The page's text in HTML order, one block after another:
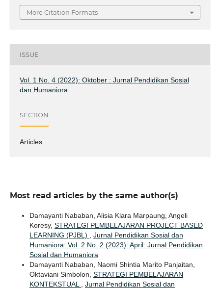
More Citation Formats
ISSUE
Vol. 1 No. 4 (2022): Oktober : Jurnal Pendidikan Sosial
dan Humaniora
SECTION
Articles
Most read articles by the same author(s)
Damayanti Nababan, Alisia Klara Marpaung, Angeli
Koresy, STRATEGI PEMBELAJARAN PROJECT BASED
LEARNING (PJBL)
Jurnal Pendidikan Sosial dan
Humaniora: Vol. 2 No. 2 (2023): April: Jurnal Pendidikan
Sosial dan Humaniora
Damayanti Nababan, Naomi Shintia Marito Panjaitan,
Oktaviani Simbolon, STRATEGI PEMBELAJARAN
KONTEKSTUAL
Jurnal Pendidikan Sosial dan